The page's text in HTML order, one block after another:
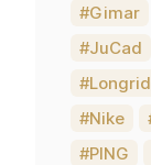
Gimar
JuCad
Nike
PING